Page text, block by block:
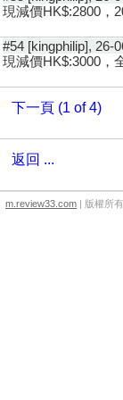
現減價HK$:2800，
#54 [kingphilip], 26-
現減價HK$:3000，
下一頁 (1 of 4)
返回 ...
m.review33.com | 版權所